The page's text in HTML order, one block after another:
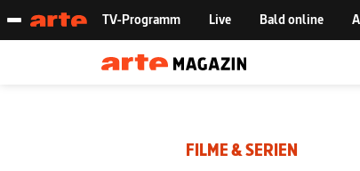
FILME & SERIEN